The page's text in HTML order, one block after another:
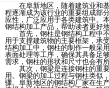
在阜新地区，随着建筑业和
程逐渐成为该行业的重要组成部
应性，广泛应用于各类建筑中。
钢结构加工产品，帮助读者更好
首先，钢柱是钢结构工程中
用于支撑建筑物的主要框架，承
结构加工中，钢柱的制作一般采
表面处理等工序，确保其具备足
需求，钢柱的形状和尺寸也会有
其次，钢梁是连接钢柱的重
用。钢梁的加工过程与钢柱类似
骤。阜新地区的钢结构厂家在生